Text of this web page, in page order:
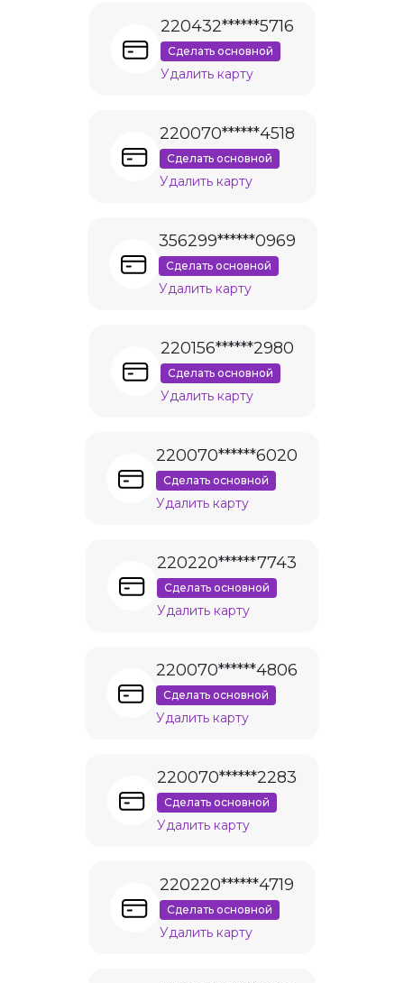
220432******5716
Сделать основной
Удалить карту
220070******4518
Сделать основной
Удалить карту
356299******0969
Сделать основной
Удалить карту
220156******2980
Сделать основной
Удалить карту
220070******6020
Сделать основной
Удалить карту
220220******7743
Сделать основной
Удалить карту
220070******4806
Сделать основной
Удалить карту
220070******2283
Сделать основной
Удалить карту
220220******4719
Сделать основной
Удалить карту